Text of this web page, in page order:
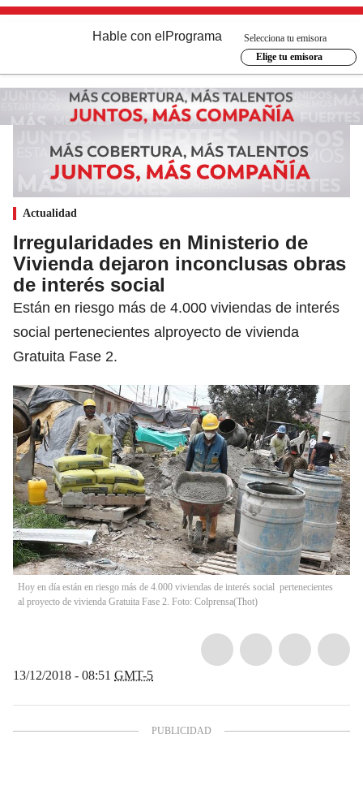
Hable con el Programa
Selecciona tu emisora
Elige tu emisora
Actualidad
Irregularidades en Ministerio de
Vivienda dejaron inconclusas obras
de interés social
Están en riesgo más de 4.000 viviendas de interés
social pertenecientes alproyecto de vivienda
Gratuita Fase 2.
Hoy en día están en riesgo más de 4.000 viviendas de interés social pertenecientes
al proyecto de vivienda Gratuita Fase 2. Foto: Colprensa(Thot)
13/12/2018 - 08:51 GMT-5